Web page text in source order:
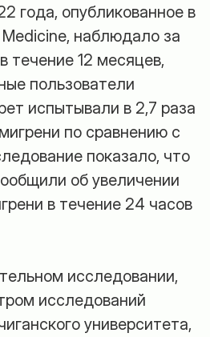
года, опубликованное в
наблюдало за
течение 12 месяцев,
пользователи
испытывали в 2,7 раза
по сравнению с
показало, что
об увеличении
в течение 24 часов
исследовании,
исследований
университета,